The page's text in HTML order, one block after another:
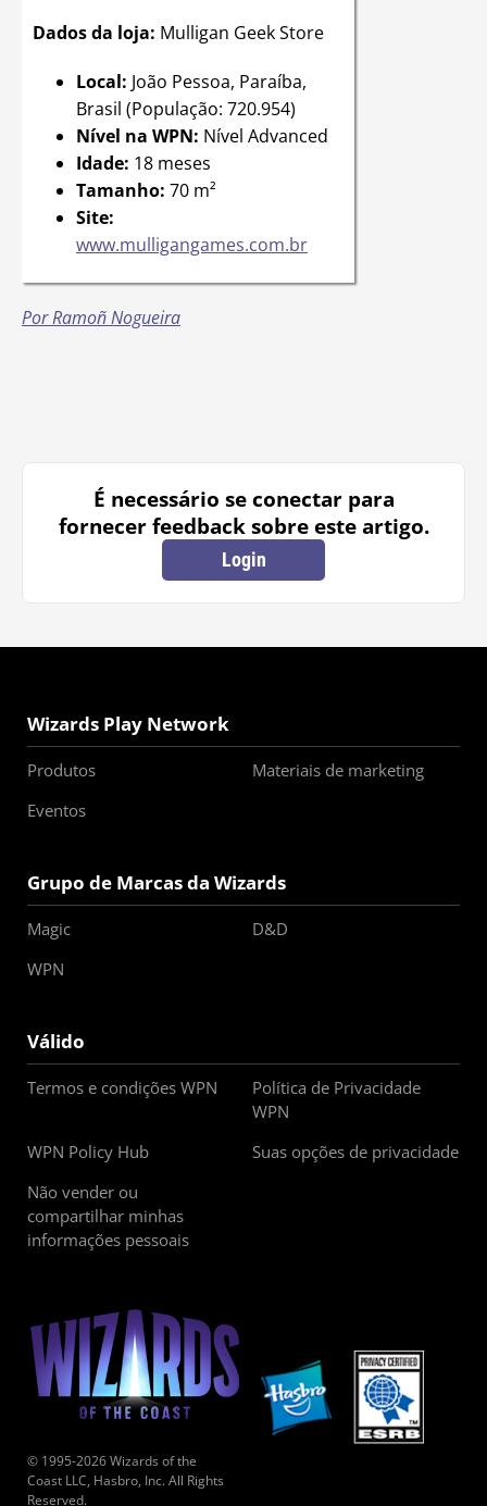
Dados da loja: Mulligan Geek Store
Local: João Pessoa, Paraíba,
Brasil (População: 720.954)
Nível na WPN: Nível Advanced
Idade: 18 meses
Tamanho: 70 m²
Site:
www.mulligangames.com.br
Por Ramoñ Nogueira
É necessário se conectar para
fornecer feedback sobre este artigo.
Login
Wizards Play Network
Produtos
Materiais de marketing
Eventos
Grupo de Marcas da Wizards
Magic
D&D
WPN
Válido
Termos e condições WPN
Política de Privacidade
WPN
WPN Policy Hub
Suas opções de privacidade
Não vender ou
compartilhar minhas
informações pessoais
© 1995-2026 Wizards of the
Coast LLC, Hasbro, Inc. All Rights
Reserved.